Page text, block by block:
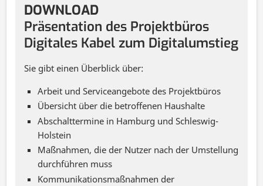
DOWNLOAD
Präsentation des Projektbüros
Digitales Kabel zum Digitalumstieg
Sie gibt einen Überblick über:
Arbeit und Serviceangebote des Projektbüros
Übersicht über die betroffenen Haushalte
Abschalttermine in Hamburg und Schleswig-
Holstein
Maßnahmen, die der Nutzer nach der Umstellung
durchführen muss
Kommunikationsmaßnahmen der